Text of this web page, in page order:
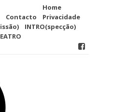
Contacto
Home
Privacidade
INTRO(specção)